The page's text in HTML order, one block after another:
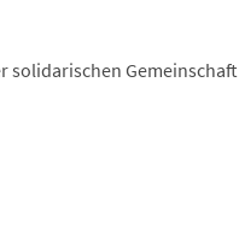
solidarischen Gemeinschaft